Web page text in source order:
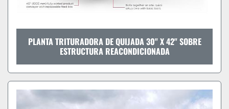
PLANTA TRITURADORA DE QUIJADA 30" X 42" SOBRE
ESTRUCTURA REACONDICIONADA